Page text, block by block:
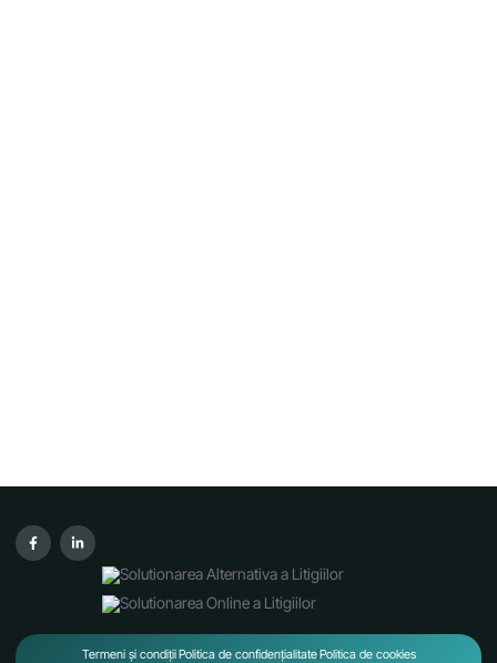
Termeni și condițiiPolitica de confidențialitatePolitica de cookies